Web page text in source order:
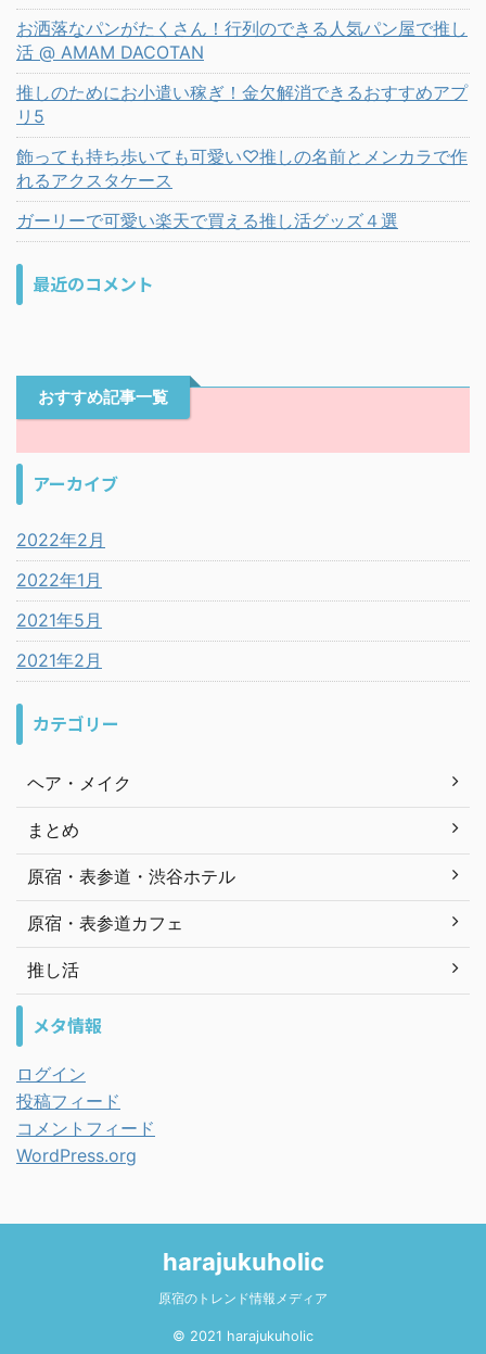
お洒落なパンがたくさん！行列のできる人気パン屋で推し
活 @ AMAM DACOTAN
推しのためにお小遣い稼ぎ！金欠解消できるおすすめアプ
リ5
飾っても持ち歩いても可愛い♡推しの名前とメンカラで作
れるアクスタケース
ガーリーで可愛い楽天で買える推し活グッズ４選
最近のコメント
おすすめ記事一覧
アーカイブ
2022年2月
2022年1月
2021年5月
2021年2月
カテゴリー
ヘア・メイク
まとめ
原宿・表参道・渋谷ホテル
原宿・表参道カフェ
推し活
メタ情報
ログイン
投稿フィード
コメントフィード
WordPress.org
harajukuholic
原宿のトレンド情報メディア
© 2021 harajukuholic